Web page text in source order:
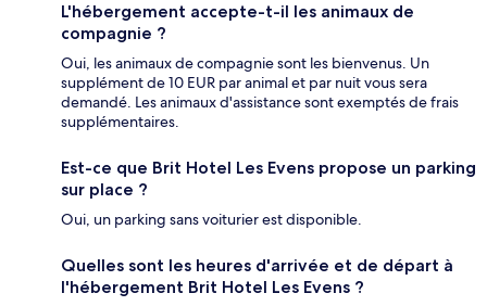
L'hébergement accepte-t-il les animaux de
compagnie ?
Oui, les animaux de compagnie sont les bienvenus. Un
supplément de 10 EUR par animal et par nuit vous sera
demandé. Les animaux d'assistance sont exemptés de frais
supplémentaires.
Est-ce que Brit Hotel Les Evens propose un parking
sur place ?
Oui, un parking sans voiturier est disponible.
Quelles sont les heures d'arrivée et de départ à
l'hébergement Brit Hotel Les Evens ?